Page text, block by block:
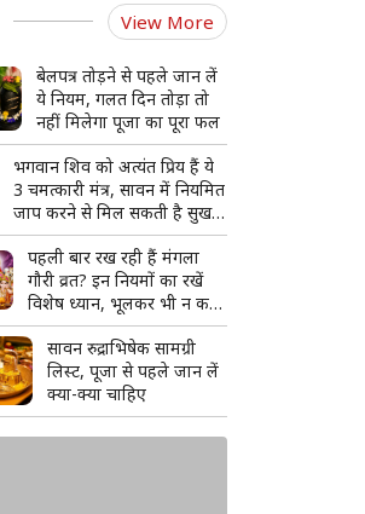
View More
बेलपत्र तोड़ने से पहले जान लें
ये नियम, गलत दिन तोड़ा तो
नहीं मिलेगा पूजा का पूरा फल
भगवान शिव को अत्यंत प्रिय हैं ये
3 चमत्कारी मंत्र, सावन में नियमित
जाप करने से मिल सकती है सुख-
समृद्धि और मनचाहे फल
पहली बार रख रही हैं मंगला
गौरी व्रत? इन नियमों का रखें
विशेष ध्यान, भूलकर भी न करें
ये गलतियां
सावन रुद्राभिषेक सामग्री
लिस्ट, पूजा से पहले जान लें
क्या-क्या चाहिए